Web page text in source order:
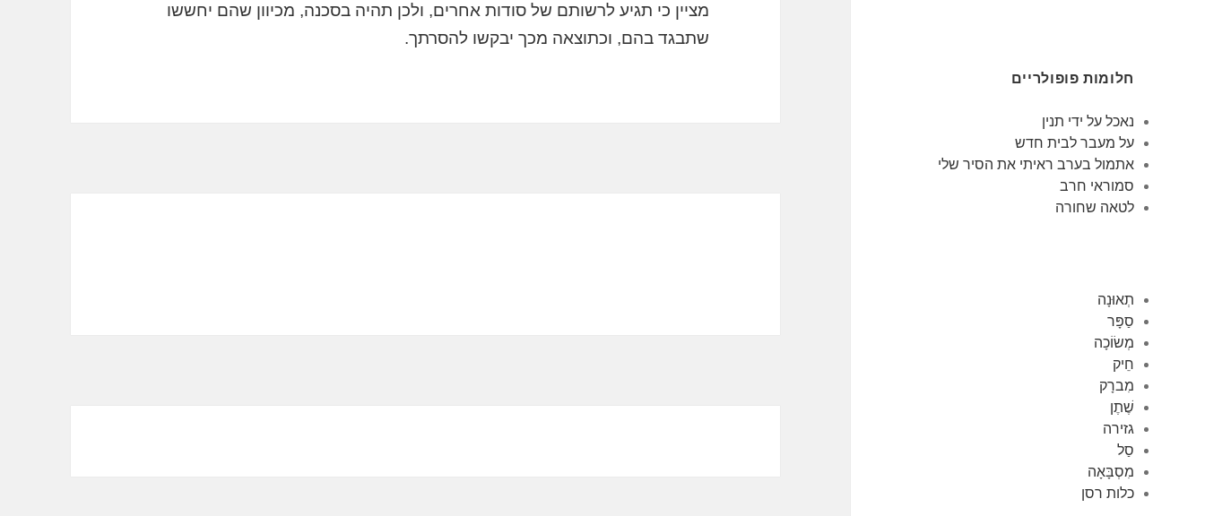
חלומות פופולריים
נאכל על ידי תנין
על מעבר לבית חדש
אתמול בערב ראיתי את הסיר שלי
סמוראי חרב
לטאה שחורה
תְאוּנָה
סַפָּר
מְשׂוֹכָה
חֵיק
מִברָק
שֶׁתֶן
גזירה
סַל
מִסְבָּאָה
כלות רסן
מציין כי תגיע לרשותם של סודות אחרים, ולכן תהיה בסכנה, מכיוון שהם יחששו
שתבגד בהם, וכתוצאה מכך יבקשו להסרתך.